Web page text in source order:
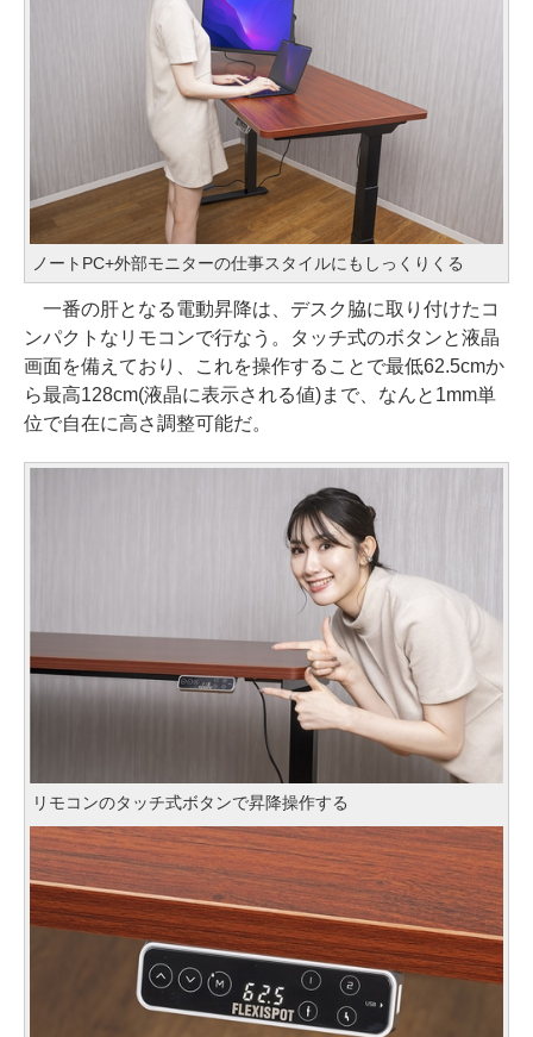
ノートPC+外部モニターの仕事スタイルにもしっくりくる
一番の肝となる電動昇降は、デスク脇に取り付けたコ
ンパクトなリモコンで行なう。タッチ式のボタンと液晶
画面を備えており、これを操作することで最低62.5cmか
ら最高128cm(液晶に表示される値)まで、なんと1mm単
位で自在に高さ調整可能だ。
リモコンのタッチ式ボタンで昇降操作する